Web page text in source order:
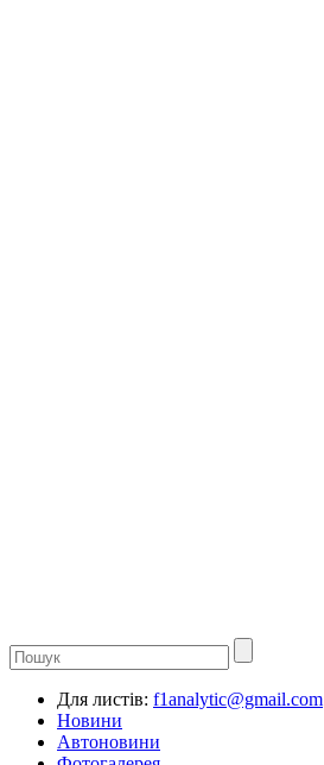
Для листів: f1analytic@gmail.com
Новини
Автоновини